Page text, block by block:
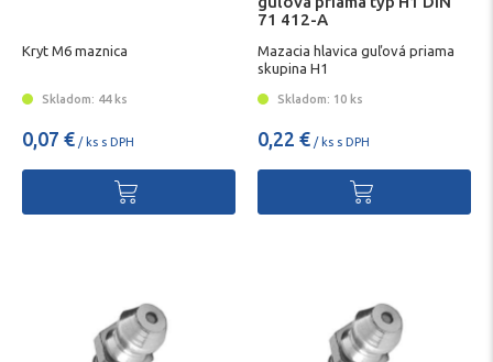
Kryt M6 maznica
Skladom: 44 ks
0,07 € / ks s DPH
71 412-A
Mazacia hlavica guľová priama
skupina H1
Skladom: 10 ks
0,22 € / ks s DPH